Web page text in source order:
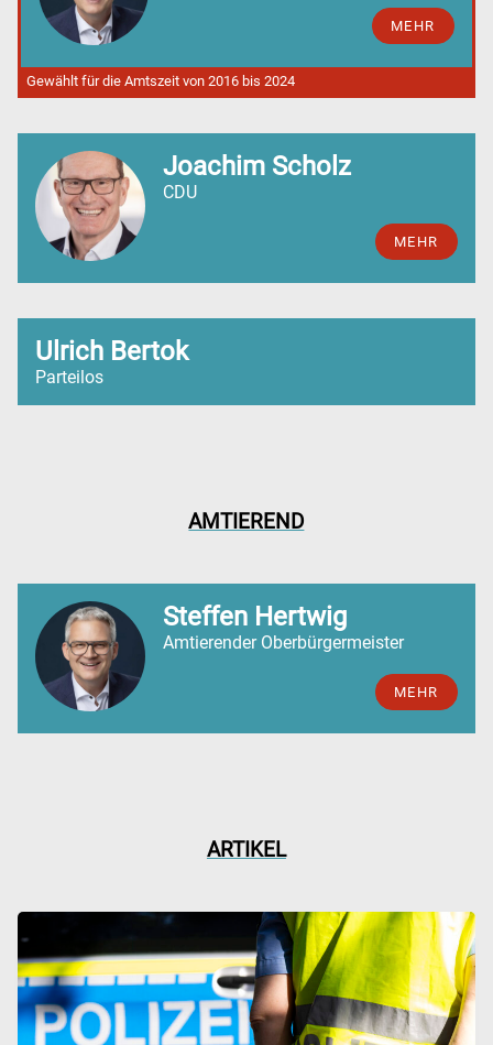
AMTIEREND
Steffen Hertwig
Amtierender Oberbürgermeister
MEHR
MEHR
Gewählt für die Amtszeit von 2016 bis 2024
Joachim Scholz
CDU
MEHR
Ulrich Bertok
Parteilos
ARTIKEL